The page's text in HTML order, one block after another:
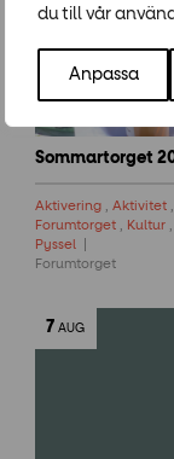
du till vår
Anpassa
Sommartorget
Aktivering Aktivitet
Forumtorget
Kultur
Pyssel
Forumtorget
7 AUG